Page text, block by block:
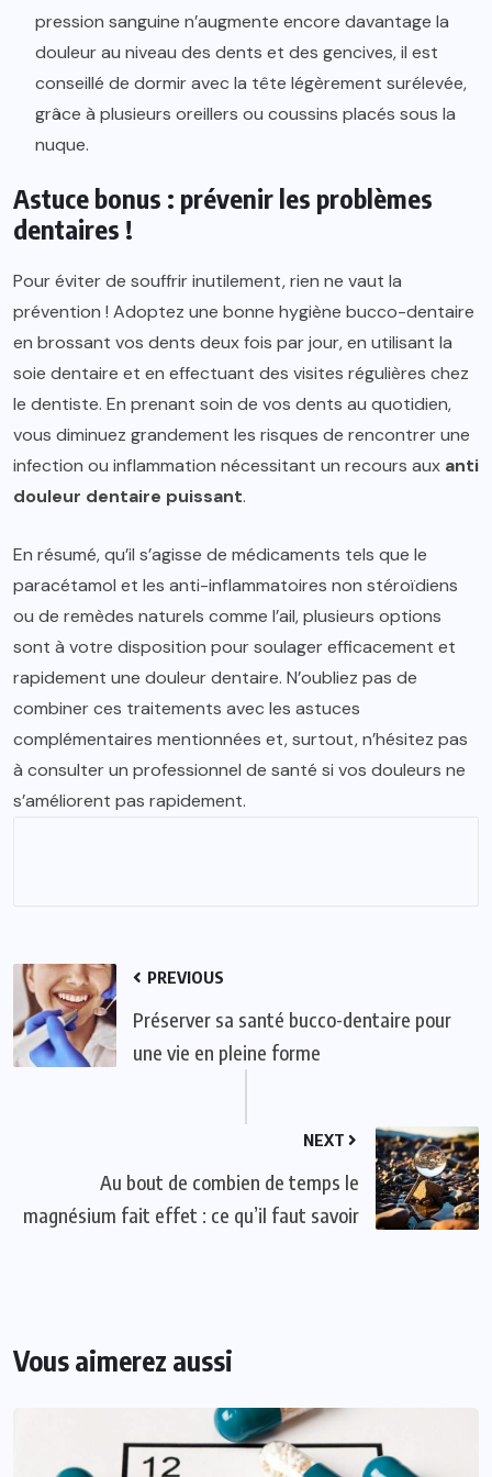
pression sanguine n’augmente encore davantage la
douleur au niveau des dents et des gencives, il est
conseillé de dormir avec la tête légèrement surélevée,
grâce à plusieurs oreillers ou coussins placés sous la
nuque.
Astuce bonus : prévenir les problèmes
dentaires !
Pour éviter de souffrir inutilement, rien ne vaut la
prévention ! Adoptez une bonne hygiène bucco-dentaire
en brossant vos dents deux fois par jour, en utilisant la
soie dentaire et en effectuant des visites régulières chez
le dentiste. En prenant soin de vos dents au quotidien,
vous diminuez grandement les risques de rencontrer une
infection ou inflammation nécessitant un recours aux anti
douleur dentaire puissant.
En résumé, qu’il s’agisse de médicaments tels que le
paracétamol et les anti-inflammatoires non stéroïdiens
ou de remèdes naturels comme l’ail, plusieurs options
sont à votre disposition pour soulager efficacement et
rapidement une douleur dentaire. N’oubliez pas de
combiner ces traitements avec les astuces
complémentaires mentionnées et, surtout, n’hésitez pas
à consulter un professionnel de santé si vos douleurs ne
s’améliorent pas rapidement.
PREVIOUS
Préserver sa santé bucco-dentaire pour
une vie en pleine forme
NEXT
Au bout de combien de temps le
magnésium fait effet : ce qu’il faut savoir
Vous aimerez aussi